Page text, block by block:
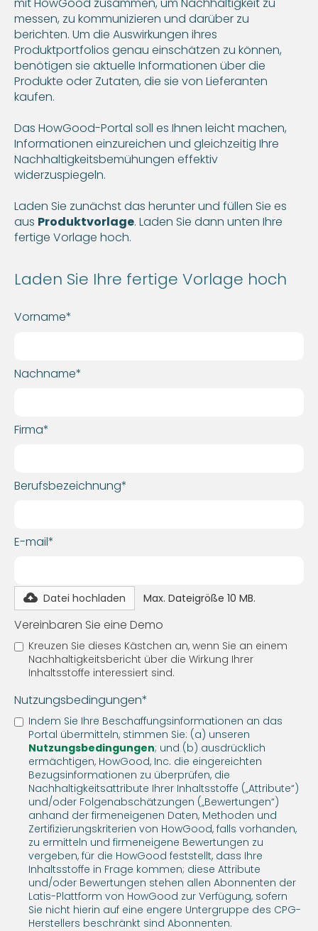
messen, zu kommunizieren und darüber zu
berichten. Um die Auswirkungen ihres
Produktportfolios genau einschätzen zu können,
benötigen sie aktuelle Informationen über die
Produkte oder Zutaten, die sie von Lieferanten
kaufen.
Das HowGood-Portal soll es Ihnen leicht machen,
Informationen einzureichen und gleichzeitig Ihre
Nachhaltigkeitsbemühungen effektiv
widerzuspiegeln.
Laden Sie zunächst das herunter und füllen Sie es
aus Produktvorlage. Laden Sie dann unten Ihre
fertige Vorlage hoch.
Laden Sie Ihre fertige Vorlage hoch
Vorname*
Nachname*
Firma*
Berufsbezeichnung*
E-mail*
Datei hochladen Max. Dateigröße 10 MB.
Vereinbaren Sie eine Demo
Kreuzen Sie dieses Kästchen an, wenn Sie an einem
Nachhaltigkeitsbericht über die Wirkung Ihrer
Inhaltsstoffe interessiert sind.
Nutzungsbedingungen*
Indem Sie Ihre Beschaffungsinformationen an das
Portal übermitteln, stimmen Sie: (a) unseren
Nutzungsbedingungen; und (b) ausdrücklich
ermächtigen, HowGood, Inc. die eingereichten
Bezugsinformationen zu überprüfen, die
Nachhaltigkeitsattribute Ihrer Inhaltsstoffe („Attribute“)
und/oder Folgenabschätzungen („Bewertungen“)
anhand der firmeneigenen Daten, Methoden und
Zertifizierungskriterien von HowGood, falls vorhanden,
zu ermitteln und firmeneigene Bewertungen zu
vergeben, für die HowGood feststellt, dass Ihre
Inhaltsstoffe in Frage kommen; diese Attribute
und/oder Bewertungen stehen allen Abonnenten der
Latis-Plattform von HowGood zur Verfügung, sofern
Sie nicht hierin auf eine engere Untergruppe des CPG-
Herstellers beschränkt sind Abonnenten.